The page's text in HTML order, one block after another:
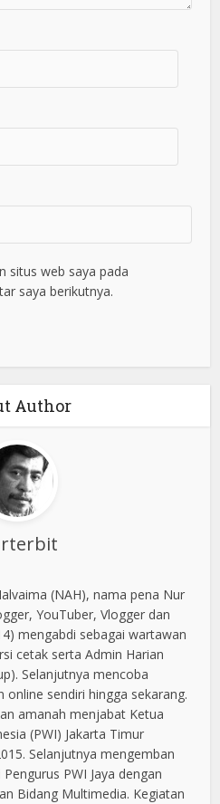
situs web saya pada
saya berikutnya.
Author
(NAH), nama pena Nur
YouTuber, Vlogger dan
mengabdi sebagai wartawan
cetak serta Admin Harian
Selanjutnya mencoba
sendiri hingga sekarang.
amanah menjabat Ketua
(PWI) Jakarta Timur
Selanjutnya mengemban
PWI Jaya dengan
Bidang Multimedia. Kegiatan